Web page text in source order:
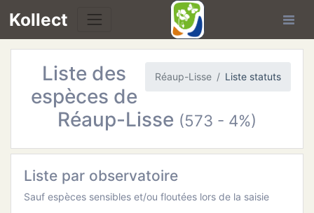
Kollect
Réaup-Lisse Liste statuts
Liste des
espèces de
Réaup-Lisse (573 - 4%)
Liste par observatoire
Sauf espèces sensibles et/ou floutées lors de la saisie